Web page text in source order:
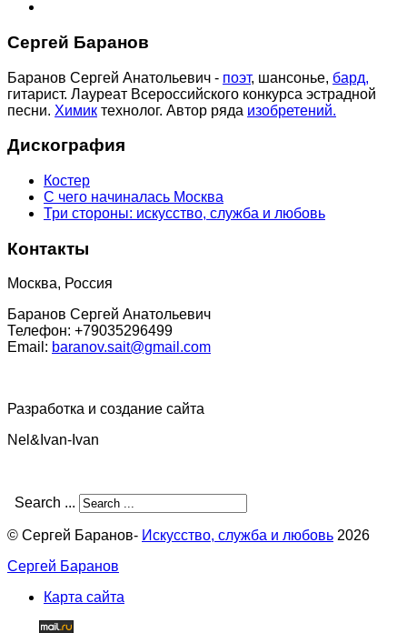
Сергей Баранов
Баранов Сергей Анатольевич - поэт, шансонье, бард,
гитарист. Лауреат Всероссийского конкурса эстрадной
песни. Химик технолог. Автор ряда изобретений.
Дискография
Костер
С чего начиналась Москва
Три стороны: искусство, служба и любовь
Контакты
Москва, Россия
Баранов Сергей Анатольевич
Телефон: +79035296499
Email: baranov.sait@gmail.com
Разработка и создание сайта
Nel&Ivan-Ivan
Search ...
© Сергей Баранов- Искусство, служба и любовь 2026
Сергей Баранов
Карта сайта